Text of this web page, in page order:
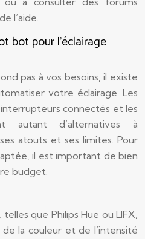
l’aide.
bot pour l’éclairage
pas à vos besoins, il existe
votre éclairage. Les
connectés et les
autant d’alternatives à
atouts et ses limites. Pour
il est important de bien
budget.
que Philips Hue ou LIFX,
la couleur et de l’intensité